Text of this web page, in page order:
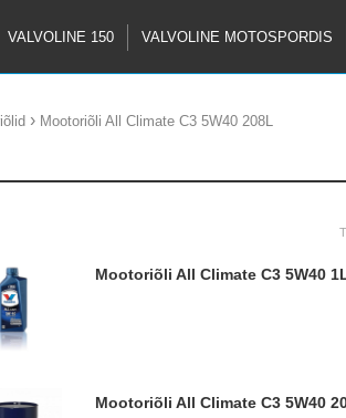
VALVOLINE 150 VALVOLINE MOTOSPORDIS
› Mootoriõli All Climate C3 5W40 208L
Mootoriõli All Climate C3 5W40
Mootoriõli All Climate C3 5W40